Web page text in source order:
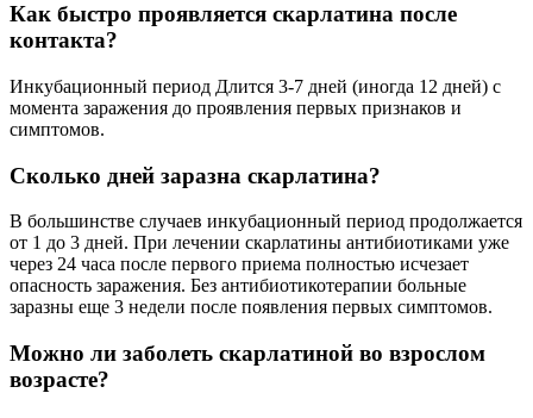
Как быстро проявляется скарлатина после
контакта?
Инкубационный период Длится 3-7 дней (иногда 12 дней) с
момента заражения до проявления первых признаков и
симптомов.
Сколько дней заразна скарлатина?
В большинстве случаев инкубационный период продолжается
от 1 до 3 дней. При лечении скарлатины антибиотиками уже
через 24 часа после первого приема полностью исчезает
опасность заражения. Без антибиотикотерапии больные
заразны еще 3 недели после появления первых симптомов.
Можно ли заболеть скарлатиной во взрослом
возрасте?